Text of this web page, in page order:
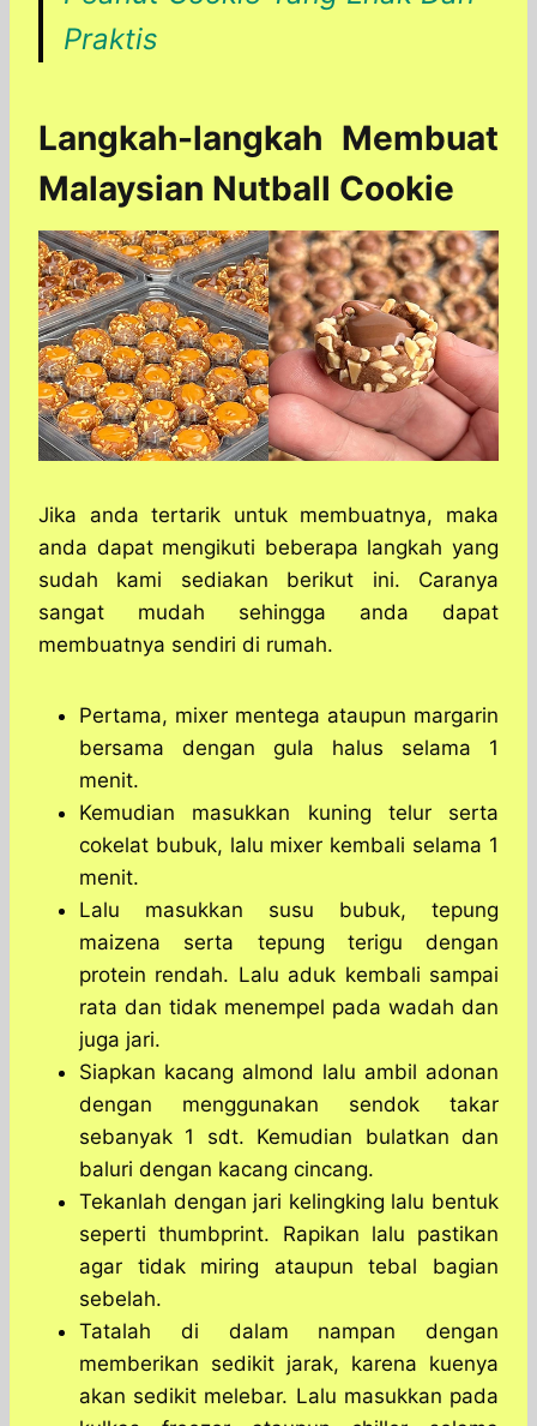
Praktis
Langkah-langkah Membuat
Malaysian Nutball Cookie
Jika anda tertarik untuk membuatnya, maka
anda dapat mengikuti beberapa langkah yang
sudah kami sediakan berikut ini. Caranya
sangat mudah sehingga anda dapat
membuatnya sendiri di rumah.
Pertama, mixer mentega ataupun margarin
bersama dengan gula halus selama 1
menit.
Kemudian masukkan kuning telur serta
cokelat bubuk, lalu mixer kembali selama 1
menit.
Lalu masukkan susu bubuk, tepung
maizena serta tepung terigu dengan
protein rendah. Lalu aduk kembali sampai
rata dan tidak menempel pada wadah dan
juga jari.
Siapkan kacang almond lalu ambil adonan
dengan menggunakan sendok takar
sebanyak 1 sdt. Kemudian bulatkan dan
baluri dengan kacang cincang.
Tekanlah dengan jari kelingking lalu bentuk
seperti thumbprint. Rapikan lalu pastikan
agar tidak miring ataupun tebal bagian
sebelah.
Tatalah di dalam nampan dengan
memberikan sedikit jarak, karena kuenya
akan sedikit melebar. Lalu masukkan pada